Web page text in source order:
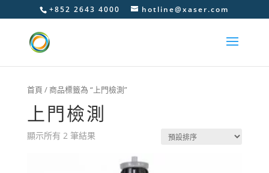
+852 2643 4000 hotline@xaser.com
首頁 / 商品標籤為 “上門檢測”
上門檢測
顯示所有 2 筆結果